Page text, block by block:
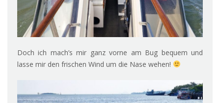
Doch ich mach’s mir ganz vorne am Bug bequem und
lasse mir den frischen Wind um die Nase wehen!